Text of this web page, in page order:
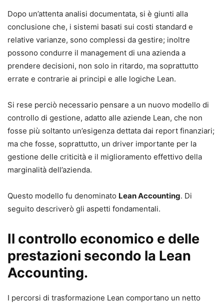
Dopo un’attenta analisi documentata, si è giunti alla
conclusione che, i sistemi basati sui costi standard e
relative varianze, sono complessi da gestire; inoltre
possono condurre il management di una azienda a
prendere decisioni, non solo in ritardo, ma soprattutto
errate e contrarie ai principi e alle logiche Lean.
Si rese perciò necessario pensare a un nuovo modello di
controllo di gestione, adatto alle aziende Lean, che non
fosse più soltanto un’esigenza dettata dai report finanziari;
ma che fosse, soprattutto, un driver importante per la
gestione delle criticità e il miglioramento effettivo della
marginalità dell’azienda.
Questo modello fu denominato Lean Accounting. Di
seguito descriverò gli aspetti fondamentali.
Il controllo economico e delle
prestazioni secondo la Lean
Accounting.
I percorsi di trasformazione Lean comportano un netto